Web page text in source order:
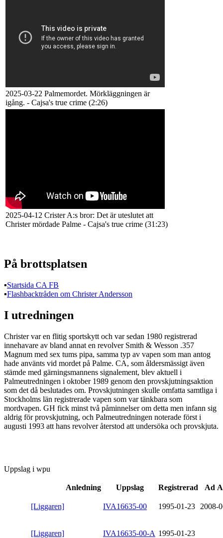
2025-03-22 Palmemordet. Mörkläggningen är
igång. - Cajsa's true crime (2:26)
2025-04-12 Crister A:s bror: Det är uteslutet att
Christer mördade Palme - Cajsa's true crime (31:23)
På brottsplatsen
▪︎Startsida CA FB
▪︎Flashbacktråden om Christer Andersson
I utredningen
Christer var en flitig sportskytt och var sedan 1980 registrerad
innehavare av bland annat en revolver Smith & Wesson .357
Magnum med sex tums pipa, samma typ av vapen som man antog
hade använts vid mordet på Palme. CA, som åldersmässigt även
stämde med gärningsmannens signalement, blev aktuell i
Palmeutredningen i oktober 1989 genom den provskjutningsaktion
som det då beslutades om. Provskjutningen skulle omfatta samtliga i
Stockholms län registrerade vapen som var tänkbara som
mordvapen. GH fick minst två påminnelser om detta men infann sig
aldrig för provskjutning, och Palmeutredningen noterade först i
augusti 1993 att hans revolver återstod att undersöka och provskjuta.
Uppslag i wpu
Anledning Uppslag Registrerad Ad
[Liggaren] IVA16635-00 1995-01-23 2008-
[Liggaren] IVA16635-00-A 1995-01-23